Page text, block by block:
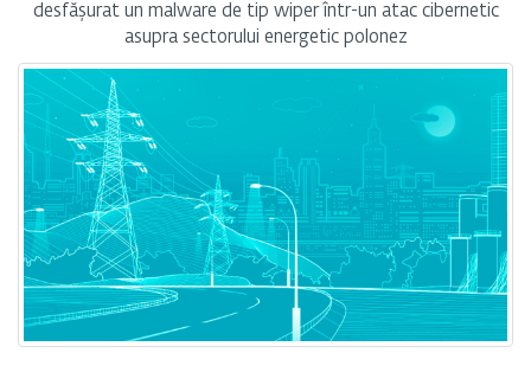
desfășurat un malware de tip wiper într-un atac cibernetic
asupra sectorului energetic polonez